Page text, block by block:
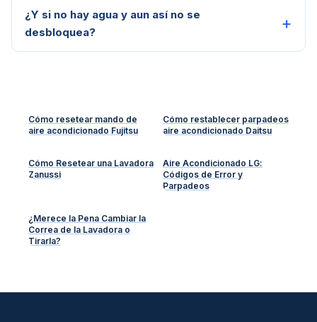
¿Y si no hay agua y aun así no se
desbloquea?
Cómo resetear mando de
aire acondicionado Fujitsu
Cómo restablecer parpadeos
aire acondicionado Daitsu
Cómo Resetear una Lavadora
Zanussi
Aire Acondicionado LG:
Códigos de Error y
Parpadeos
¿Merece la Pena Cambiar la
Correa de la Lavadora o
Tirarla?